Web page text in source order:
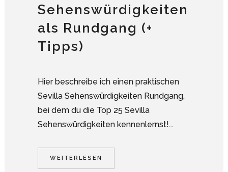
Sehenswürdigkeiten
als Rundgang (+
Tipps)
Hier beschreibe ich einen praktischen
Sevilla Sehenswürdigkeiten Rundgang,
bei dem du die Top 25 Sevilla
Sehenswürdigkeiten kennenlernst!...
WEITERLESEN